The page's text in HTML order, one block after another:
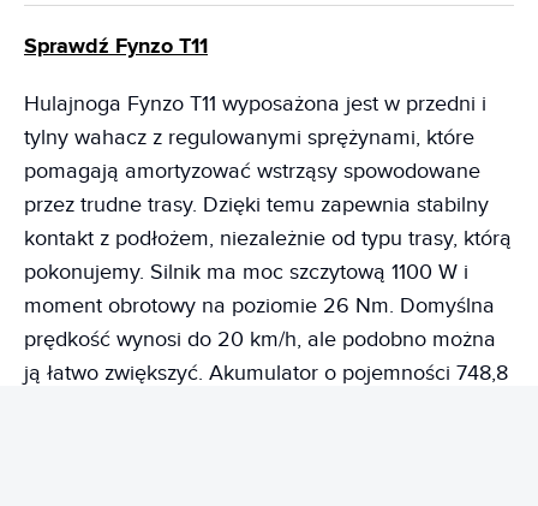
Sprawdź Fynzo T11
Hulajnoga Fynzo T11 wyposażona jest w przedni i
tylny wahacz z regulowanymi sprężynami, które
pomagają amortyzować wstrząsy spowodowane
przez trudne trasy. Dzięki temu zapewnia stabilny
kontakt z podłożem, niezależnie od typu trasy, którą
pokonujemy. Silnik ma moc szczytową 1100 W i
moment obrotowy na poziomie 26 Nm. Domyślna
prędkość wynosi do 20 km/h, ale podobno można
ją łatwo zwiększyć. Akumulator o pojemności 748,8